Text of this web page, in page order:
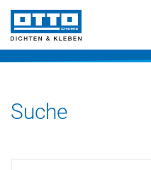
Suche